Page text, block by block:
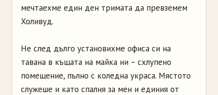
мечтаехме един ден тримата да превземем
Холивуд.
Не след дълго установихме офиса си на
тавана в къщата на майка ни – схлупено
помещение, пълно с коледна украса. Мястото
служеше и като спалня за мен и единия от